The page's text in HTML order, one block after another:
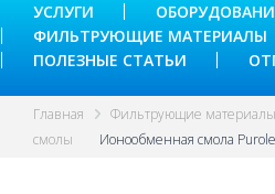
УСЛУГИ
ФИЛЬТРУЮЩИЕ МАТЕРИАЛЫ
ПОЛЕЗНЫЕ СТАТЬИ
Главная Фильтрующие материалы
смолы
Ионообменная смола